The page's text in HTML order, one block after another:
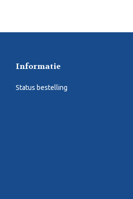
Informatie
Status bestelling